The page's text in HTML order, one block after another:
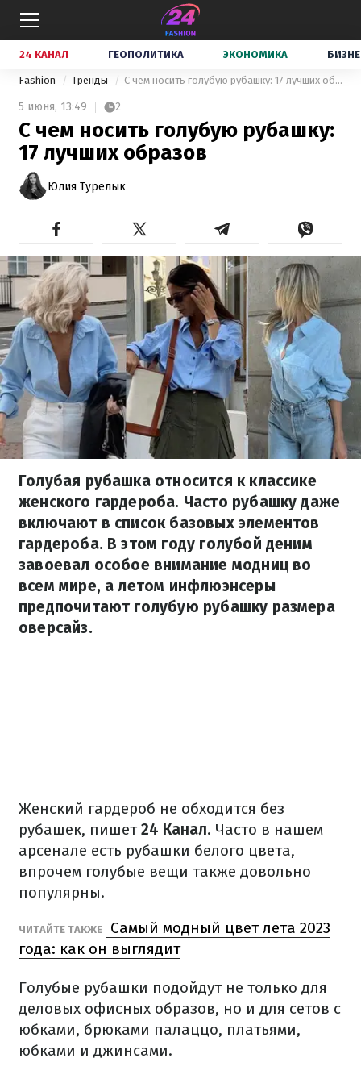
24 КАНАЛ ГЕОПОЛИТИКА ЭКОНОМИКА
Fashion Тренды С чем носить голубую рубашку: 17 лучших образов
5 июня, 13:49 2
С чем носить голубую рубашку:
17 лучших образов
Юлия Турелык
Голубая рубашка относится к классике
женского гардероба. Часто рубашку даже
включают в список базовых элементов
гардероба. В этом году голубой деним
завоевал особое внимание модниц во
всем мире, а летом инфлюэнсеры
предпочитают голубую рубашку размера
оверсайз.
Женский гардероб не обходится без
рубашек, пишет24 Канал. Часто в нашем
арсенале есть рубашки белого цвета,
впрочем голубые вещи также довольно
популярны.
ЧИТАЙТЕ ТАКЖЕ
Самый модный цвет лета 2023
года: как он выглядит
Голубые рубашки подойдут не только для
деловых офисных образов, но и для сетов с
юбками, брюками палаццо, платьями,
юбками и джинсами.